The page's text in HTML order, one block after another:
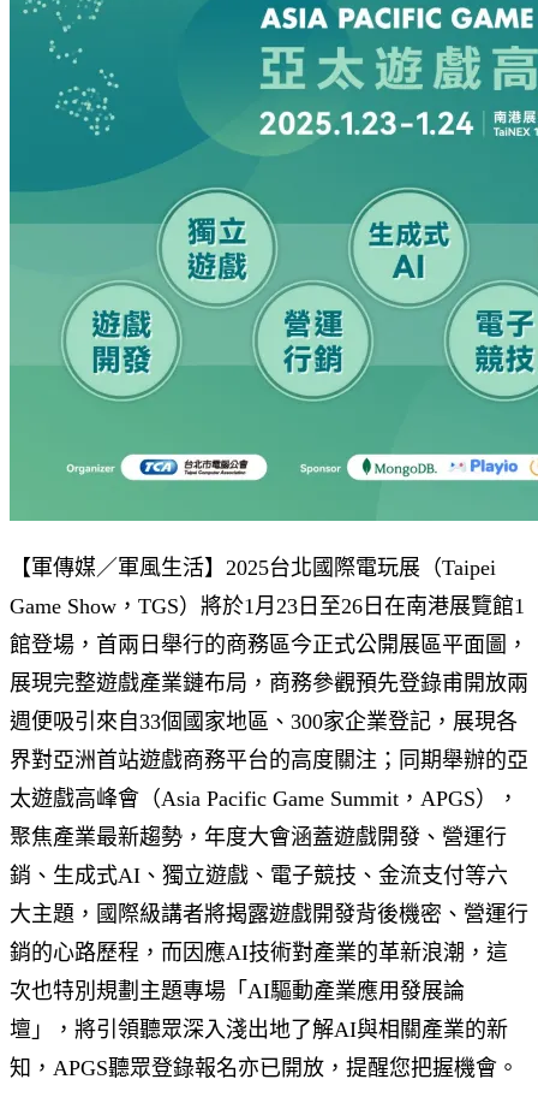
【軍傳媒／軍風生活】2025台北國際電玩展（Taipei
Game Show，TGS）將於1月23日至26日在南港展覽館1
館登場，首兩日舉行的商務區今正式公開展區平面圖，
展現完整遊戲產業鏈布局，商務參觀預先登錄甫開放兩
週便吸引來自33個國家地區、300家企業登記，展現各
界對亞洲首站遊戲商務平台的高度關注；同期舉辦的亞
太遊戲高峰會（Asia Pacific Game Summit，APGS），
聚焦產業最新趨勢，年度大會涵蓋遊戲開發、營運行
銷、生成式AI、獨立遊戲、電子競技、金流支付等六
大主題，國際級講者將揭露遊戲開發背後機密、營運行
銷的心路歷程，而因應AI技術對產業的革新浪潮，這
次也特別規劃主題專場「AI驅動產業應用發展論
壇」，將引領聽眾深入淺出地了解AI與相關產業的新
知，APGS聽眾登錄報名亦已開放，提醒您把握機會。